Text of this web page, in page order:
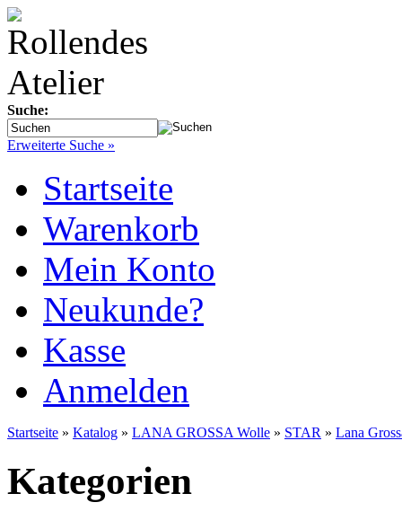
Suche:
Erweiterte Suche »
Startseite
Warenkorb
Mein Konto
Neukunde?
Kasse
Anmelden
Startseite » Katalog » LANA GROSSA Wolle » STAR » Lana
Kategorien